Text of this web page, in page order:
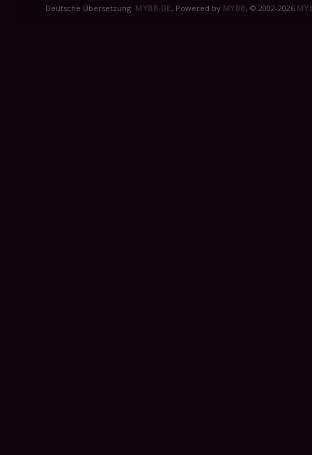
Deutsche Übersetzung: MYBB.DE, Powered by MYBB , © 2002-2026